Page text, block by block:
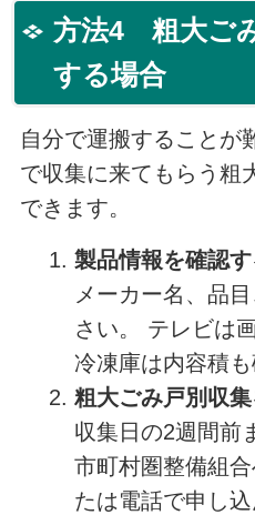
方法4 粗大ご
する場合
自分で運搬することが
で収集に来てもらう粗
できます。
製品情報を確認す
メーカー名、品
さい。 テレビは
冷凍庫は内容積も
粗大ごみ戸別収
収集日の2週間前
市町村圏整備組
たは電話で申し